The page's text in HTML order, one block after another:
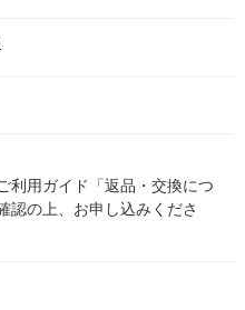
利用ガイド「返品・交換につ
認の上、お申し込みくださ